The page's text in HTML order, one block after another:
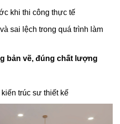
khi thi công thực tế
sai lệch trong quá trình làm
bản vẽ, đúng chất lượng
trúc sư thiết kế